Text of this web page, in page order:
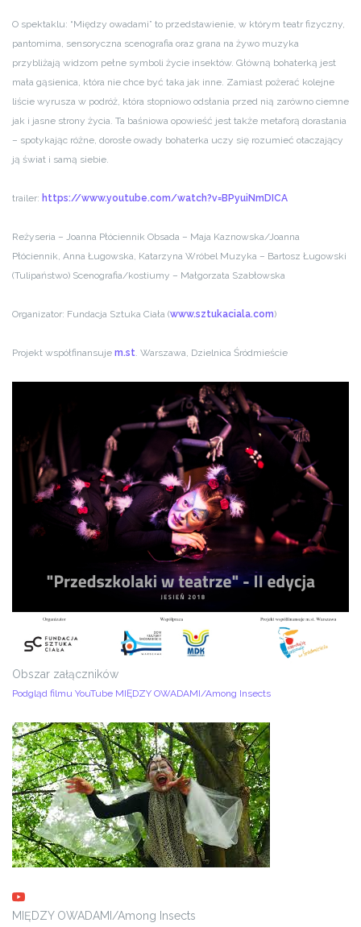
O spektaklu: “Między owadami” to przedstawienie, w którym teatr fizyczny,
pantomima, sensoryczna scenografia oraz grana na żywo muzyka
przybliżają widzom pełne symboli życie insektów. Główną bohaterką jest
mała gąsienica, która nie chce być taka jak inne. Zamiast pożerać kolejne
liście wyrusza w podróż, która stopniowo odsłania przed nią zarówno ciemne
jak i jasne strony życia. Ta baśniowa opowieść jest także metaforą dorastania
– spotykając różne, dorosłe owady bohaterka uczy się rozumieć otaczający
ją świat i samą siebie.
trailer: https://www.youtube.com/watch?v=BPyuiNmDICA
Reżyseria – Joanna Płóciennik Obsada – Maja Kaznowska/Joanna
Płóciennik, Anna Ługowska, Katarzyna WróbelMuzyka – Bartosz Ługowski
(Tulipaństwo) Scenografia/kostiumy – Małgorzata Szabłowska
Organizator: Fundacja Sztuka Ciała (www.sztukaciala.com)
Projekt współfinansuje m.st. Warszawa, Dzielnica Śródmieście
Obszar załączników
Podgląd filmu YouTube MIĘDZY OWADAMI/Among Insects
MIĘDZY OWADAMI/Among Insects